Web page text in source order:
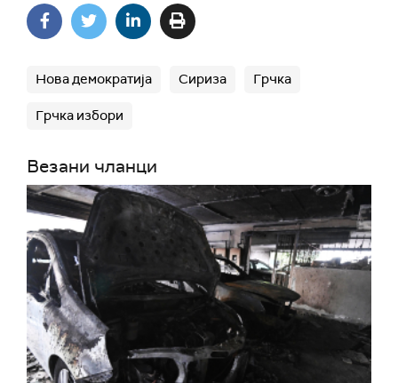
Нова демократија Сириза Грчка
Грчка избори
Везани чланци